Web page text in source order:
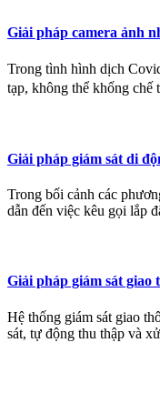
Giải pháp camera ảnh
Trong tình hình dịch
tạp, không thể khống
Giải pháp giám sát di
Trong bối cảnh các
dẫn đến việc kêu gọi lắp
Giải pháp giám sát giao
Hệ thống giám sát giao
sát, tự động thu thập và